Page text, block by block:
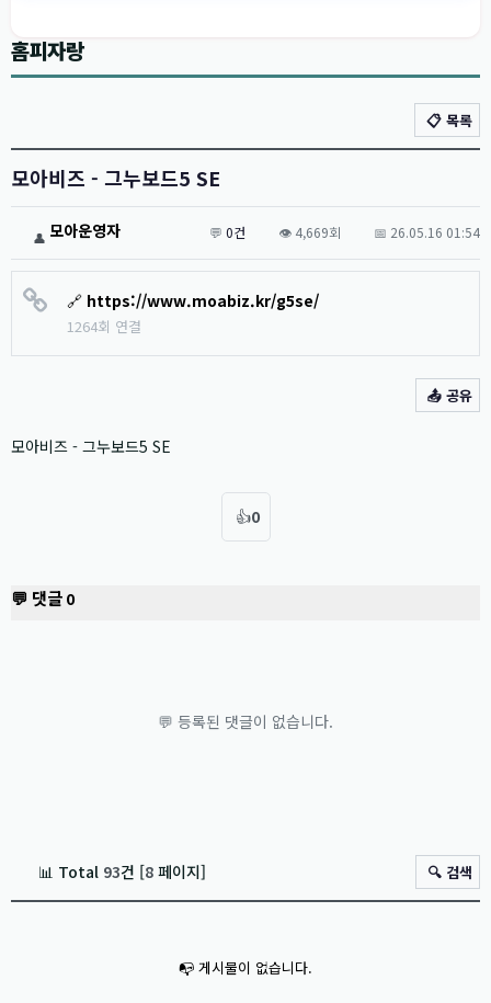
홈피자랑
📋 목록
모아비즈 - 그누보드5 SE
👤 모아운영자 💬 0건 👁️ 4,669회 📅 26.05.16 01:54
🔗 https://www.moabiz.kr/g5se/
1264회 연결
📤 공유
모아비즈 - 그누보드5 SE
👍0
💬 댓글 0
💬 등록된 댓글이 없습니다.
📊 Total 93건 [8 페이지] 🔍 검색
📭 게시물이 없습니다.